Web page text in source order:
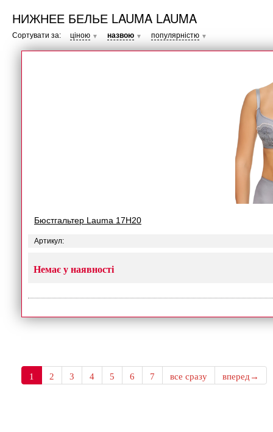
НИЖНЕЕ БЕЛЬЕ LAUMA LAUMA
Сортувати за: ціною ▼ назвою ▼ популярністю ▼
Бюстгальтер Lauma 17H20
Артикул:
Немає у наявності
1 2 3 4 5 6 7 все сразу вперед→